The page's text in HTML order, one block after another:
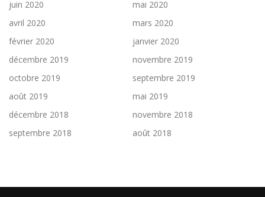
juin 2020
mai 2020
avril 2020
mars 2020
février 2020
janvier 2020
décembre 2019
novembre 2019
octobre 2019
septembre 2019
août 2019
mai 2019
décembre 2018
novembre 2018
septembre 2018
août 2018